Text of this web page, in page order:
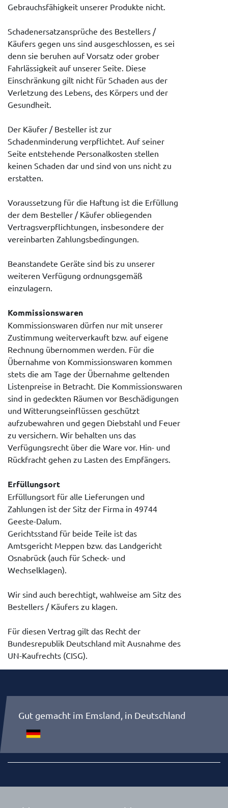
Gebrauchsfähigkeit unserer Produkte nicht.
Schadenersatzansprüche des Bestellers /
Käufers gegen uns sind ausgeschlossen, es sei
denn sie beruhen auf Vorsatz oder grober
Fahrlässigkeit auf unserer Seite. Diese
Einschränkung gilt nicht für Schaden aus der
Verletzung des Lebens, des Körpers und der
Gesundheit.
Der Käufer / Besteller ist zur
Schadenminderung verpflichtet. Auf seiner
Seite entstehende Personalkosten stellen
keinen Schaden dar und sind von uns nicht zu
erstatten.
Voraussetzung für die Haftung ist die Erfüllung
der dem Besteller / Käufer obliegenden
Vertragsverpflichtungen, insbesondere der
vereinbarten Zahlungsbedingungen.
Beanstandete Geräte sind bis zu unserer
weiteren Verfügung ordnungsgemäß
einzulagern.
Kommissionswaren
Kommissionswaren dürfen nur mit unserer
Zustimmung weiterverkauft bzw. auf eigene
Rechnung übernommen werden. Für die
Übernahme von Kommissionswaren kommen
stets die am Tage der Übernahme geltenden
Listenpreise in Betracht. Die Kommissionswaren
sind in gedeckten Räumen vor Beschädigungen
und Witterungseinflüssen geschützt
aufzubewahren und gegen Diebstahl und Feuer
zu versichern. Wir behalten uns das
Verfügungsrecht über die Ware vor. Hin- und
Rückfracht gehen zu Lasten des Empfängers.
Erfüllungsort
Erfüllungsort für alle Lieferungen und
Zahlungen ist der Sitz der Firma in 49744
Geeste-Dalum.
Gerichtsstand für beide Teile ist das
Amtsgericht Meppen bzw. das Landgericht
Osnabrück (auch für Scheck- und
Wechselklagen).
Wir sind auch berechtigt, wahlweise am Sitz des
Bestellers / Käufers zu klagen.
Für diesen Vertrag gilt das Recht der
Bundesrepublik Deutschland mit Ausnahme des
UN-Kaufrechts (CISG).
Gut gemacht im Emsland, in Deutschland